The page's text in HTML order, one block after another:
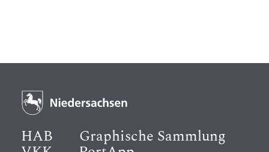
HAB Graphische Sammlung